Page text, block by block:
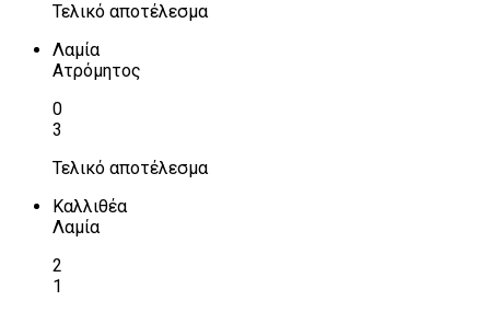
Τελικό αποτέλεσμα
Λαμία
Ατρόμητος
0
3
Τελικό αποτέλεσμα
Καλλιθέα
Λαμία
2
1